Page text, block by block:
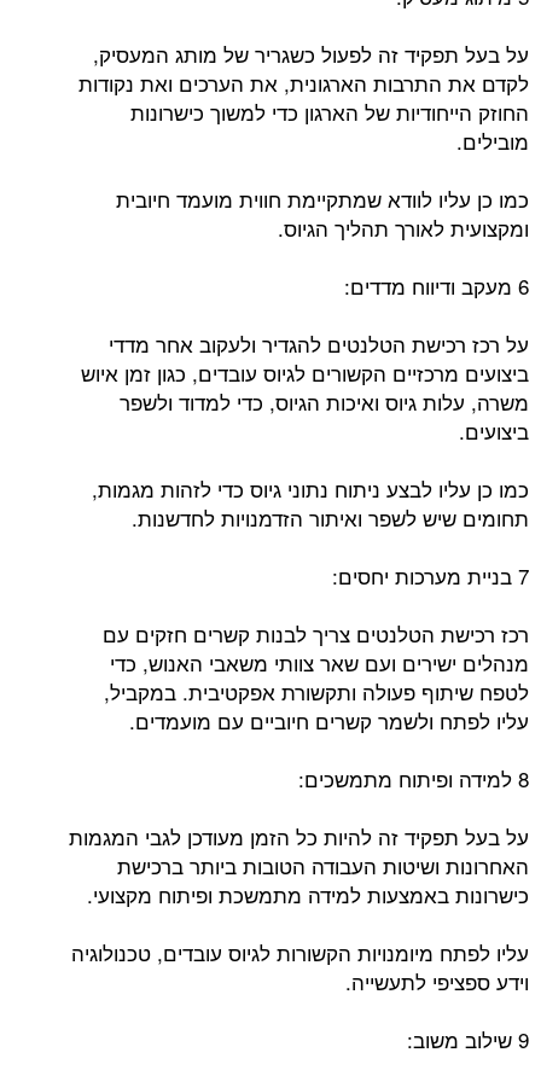
על בעל תפקיד זה לפעול כשגריר של מותג המעסיק,
לקדם את התרבות הארגונית, את הערכים ואת נקודות
החוזק הייחודיות של הארגון כדי למשוך כישרונות
מובילים.
כמו כן עליו לוודא שמתקיימת חווית מועמד חיובית
ומקצועית לאורך תהליך הגיוס.
6 מעקב ודיווח מדדים:
על רכז רכישת הטלנטים להגדיר ולעקוב אחר מדדי
ביצועים מרכזיים הקשורים לגיוס עובדים, כגון זמן איוש
משרה, עלות גיוס ואיכות הגיוס, כדי למדוד ולשפר
ביצועים.
כמו כן עליו לבצע ניתוח נתוני גיוס כדי לזהות מגמות,
תחומים שיש לשפר ואיתור הזדמנויות לחדשנות.
7 בניית מערכות יחסים:
רכז רכישת הטלנטים צריך לבנות קשרים חזקים עם
מנהלים ישירים ועם שאר צוותי משאבי האנוש, כדי
לטפח שיתוף פעולה ותקשורת אפקטיבית. במקביל,
עליו לפתח ולשמר קשרים חיוביים עם מועמדים.
8 למידה ופיתוח מתמשכים:
על בעל תפקיד זה להיות כל הזמן מעודכן לגבי המגמות
האחרונות ושיטות העבודה הטובות ביותר ברכישת
כישרונות באמצעות למידה מתמשכת ופיתוח מקצועי.
עליו לפתח מיומנויות הקשורות לגיוס עובדים, טכנולוגיה
וידע ספציפי לתעשייה.
9 שילוב משוב: